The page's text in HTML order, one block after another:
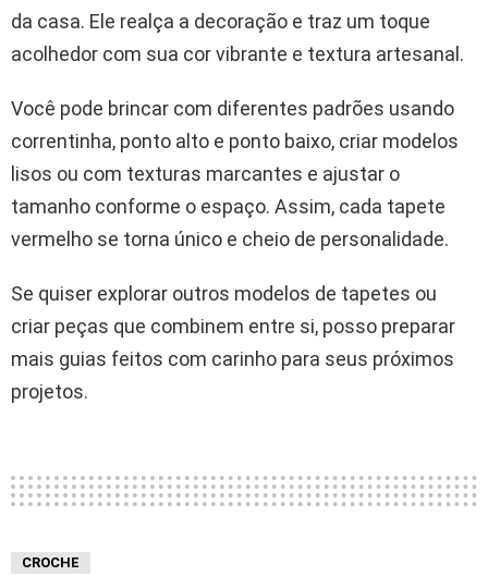
da casa. Ele realça a decoração e traz um toque
acolhedor com sua cor vibrante e textura artesanal.
Você pode brincar com diferentes padrões usando
correntinha, ponto alto e ponto baixo, criar modelos
lisos ou com texturas marcantes e ajustar o
tamanho conforme o espaço. Assim, cada tapete
vermelho se torna único e cheio de personalidade.
Se quiser explorar outros modelos de tapetes ou
criar peças que combinem entre si, posso preparar
mais guias feitos com carinho para seus próximos
projetos.
CROCHE